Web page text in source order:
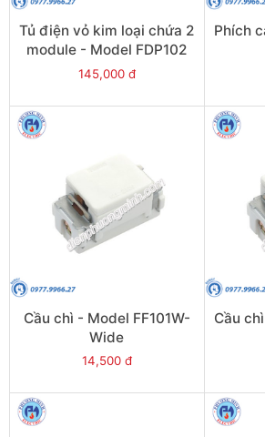
Tủ điện vỏ kim loại chứa 2
module - Model FDP102
145,000 đ
Phích
Cầu chì - Model FF101W-
Wide
14,500 đ
Cầu